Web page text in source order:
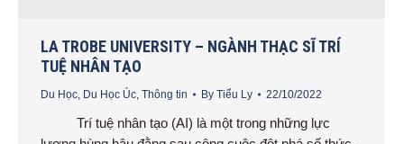
LA TROBE UNIVERSITY – NGÀNH THẠC SĨ TRÍ
TUỆ NHÂN TẠO
Du Học, Du Học Úc, Thông tin By Tiểu Ly 22/10/2022
Trí tuệ nhân tạo (AI) là một trong những lực